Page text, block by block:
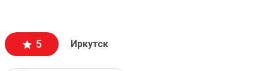
5 Иркутск